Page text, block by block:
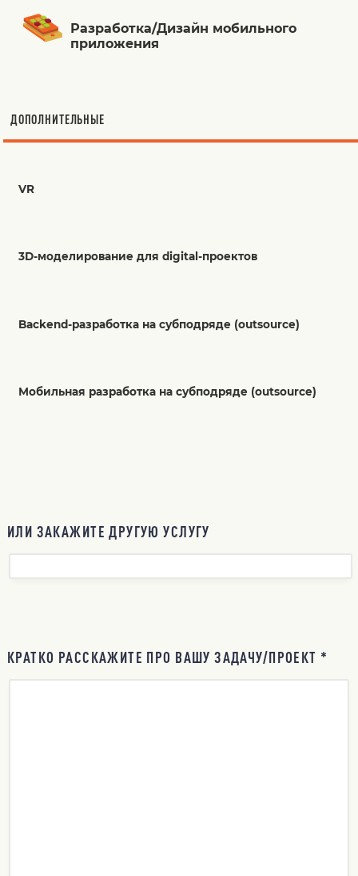
Разработка/Дизайн мобильного
приложения
ДОПОЛНИТЕЛЬНЫЕ
VR
3D-моделирование для digital-проектов
Backend-разработка на субподряде (outsource)
Мобильная разработка на субподряде (outsource)
ИЛИ ЗАКАЖИТЕ ДРУГУЮ УСЛУГУ
КРАТКО РАССКАЖИТЕ ПРО ВАШУ ЗАДАЧУ/ПРОЕКТ *